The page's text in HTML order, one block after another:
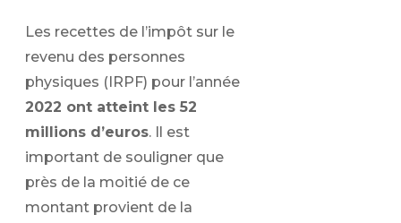
Les recettes de l’impôt sur le
revenu des personnes
physiques (IRPF) pour l’année
2022 ont atteint les 52
millions d’euros. Il est
important de souligner que
près de la moitié de ce
montant provient de la